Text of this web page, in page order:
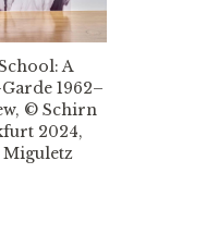
A
1962–
© Schirn
2024,